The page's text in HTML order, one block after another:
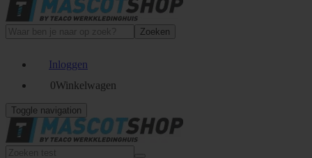
Zoeken
Inloggen
0Winkelwagen
Toggle navigation